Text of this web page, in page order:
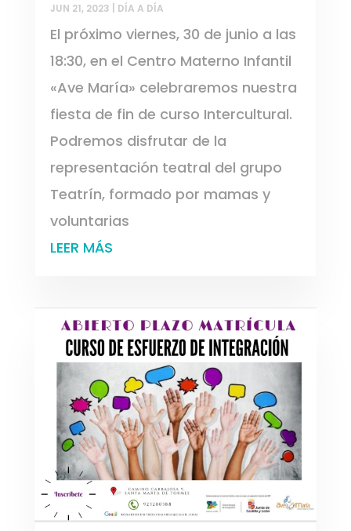
JUN 21, 2023 DÍA A DÍA
El próximo viernes, 30 de junio a las
18:30, en el Centro Materno Infantil
«Ave María» celebraremos nuestra
fiesta de fin de curso Intercultural.
Podremos disfrutar de la
representación teatral del grupo
Teatrín, formado por mamas y
voluntarias
LEER MÁS